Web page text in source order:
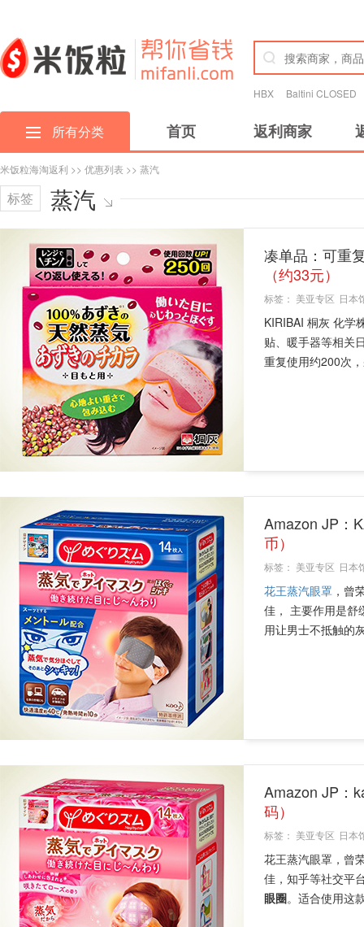
HBX Baltini CLOSED
所有分类 首页 返利商家
米饭粒海淘返利 >> 优惠列表 >> 蒸汽
标签 蒸汽
凑单品：可重
（约33元）
标签： 美亚专区 日本
KIRIBAI 桐灰 化学
贴、暖手器等相关
重复使用约200次
Amazon JP：
币）
标签： 美亚专区 日本
花王蒸汽眼罩 ，曾
佳， 主要作用是舒
用让男士不抵触的
Amazon JP：
码）
标签： 美亚专区 日本
花王蒸汽眼罩，曾
佳，知乎等社交平
眼圈。适合使用这